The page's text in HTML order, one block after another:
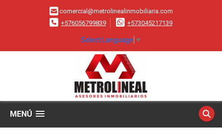
comercial@metrolinealinmobiliaria.com
+576056799839
+573045217139
Select Language ▼
MENÚ